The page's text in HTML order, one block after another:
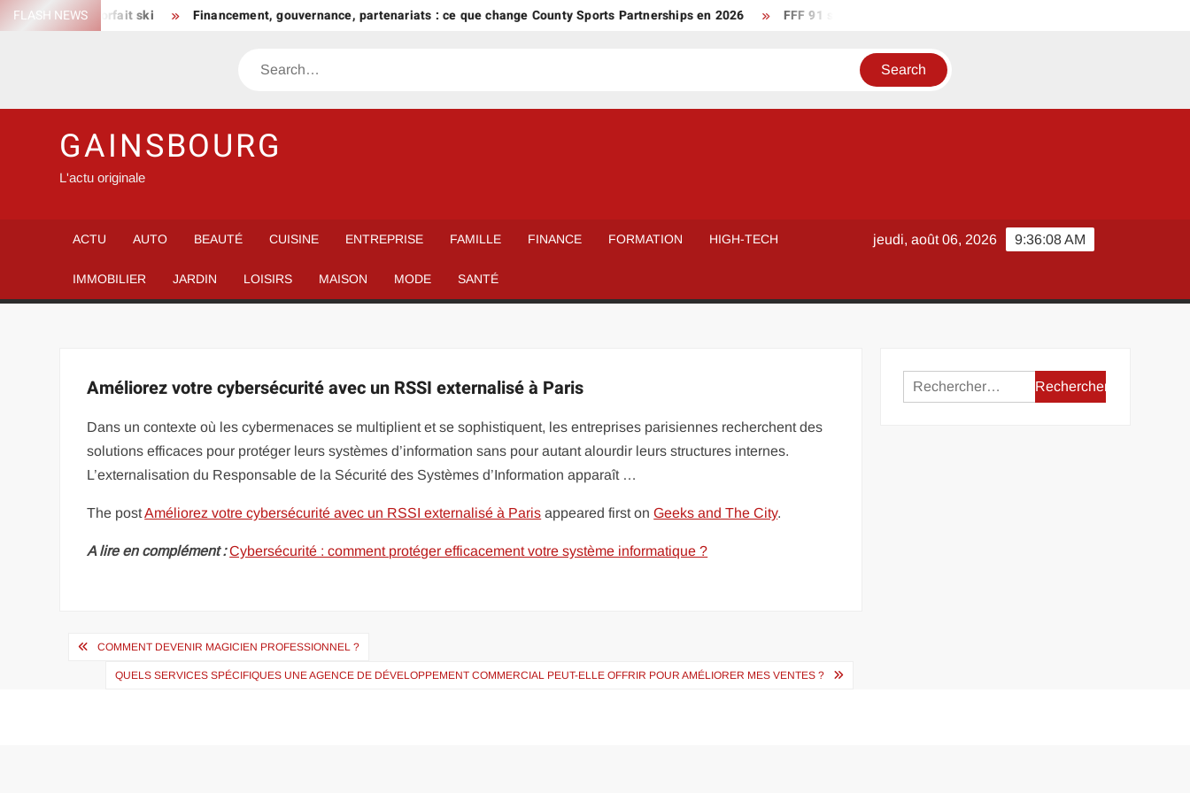
Skip
to
FLASH NEWS
choisir son forfait ski Financement, gouvernance, partenariats : ce que change County Sports Partnerships en 2026 FFF 91 sur les réseaux sociaux : où suivre l’actualité du district ?
Search
GAINSBOURG
L'actu originale
ACTU AUTO BEAUTÉ CUISINE ENTREPRISE FAMILLE FINANCE FORMATION HIGH-TECH
IMMOBILIER JARDIN LOISIRS MAISON MODE SANTÉ
9:36:09 AM
jeudi, août 06, 2026
Améliorez votre cybersécurité avec un RSSI externalisé à Paris
Dans un contexte où les cybermenaces se multiplient et se sophistiquent, les entreprises parisiennes recherchent des
solutions efficaces pour protéger leurs systèmes d’information sans pour autant alourdir leurs structures internes.
L’externalisation du Responsable de la Sécurité des Systèmes d’Information apparaît …
The postAméliorez votre cybersécurité avec un RSSI externalisé à Paris appeared first onGeeks and The City.
A lire en complément : Cybersécurité : comment protéger efficacement votre système informatique ?
Navigation
COMMENT DEVENIR MAGICIEN PROFESSIONNEL ?
QUELS SERVICES SPÉCIFIQUES UNE AGENCE DE DÉVELOPPEMENT COMMERCIAL PEUT-ELLE OFFRIR POUR AMÉLIORER MES VENTES ?
Rechercher :